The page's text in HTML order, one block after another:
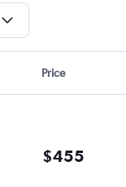
Price
$455